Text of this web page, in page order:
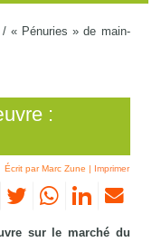
/« Pénuries » de main-
:
Écrit par Marc Zune | Imprimer
sur le marché du